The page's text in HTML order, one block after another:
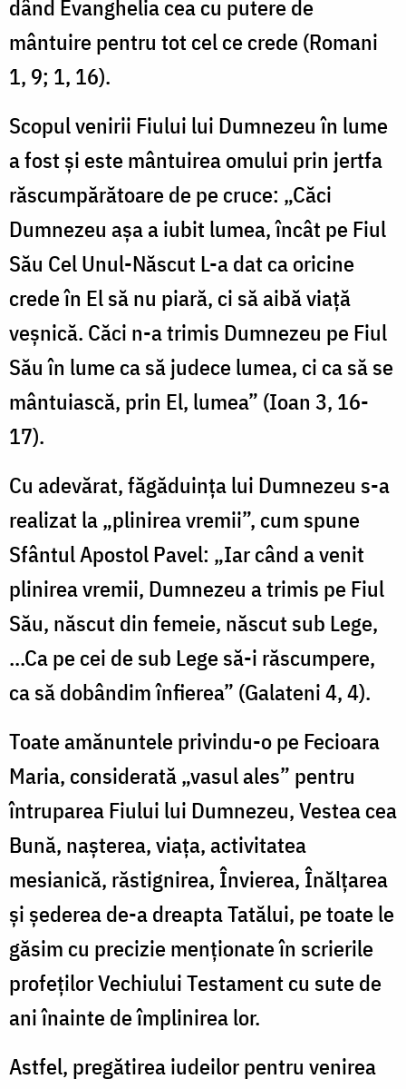
dând Evanghelia cea cu putere de
mântuire pentru tot cel ce crede (Romani
1, 9; 1, 16).
Scopul venirii Fiului lui Dumnezeu în lume
a fost și este mântuirea omului prin jertfa
răscumpărătoare de pe cruce: „Căci
Dumnezeu aşa a iubit lumea, încât pe Fiul
Său Cel Unul-Născut L-a dat ca oricine
crede în El să nu piară, ci să aibă viaţă
veşnică. Căci n-a trimis Dumnezeu pe Fiul
Său în lume ca să judece lumea, ci ca să se
mântuiască, prin El, lumea” (Ioan 3, 16-
17).
Cu adevărat, făgăduinţa lui Dumnezeu s-a
realizat la „plinirea vremii”, cum spune
Sfântul Apostol Pavel: „Iar când a venit
plinirea vremii, Dumnezeu a trimis pe Fiul
Său, născut din femeie, născut sub Lege,
...Ca pe cei de sub Lege să-i răscumpere,
ca să dobândim înfierea” (Galateni 4, 4).
Toate amănuntele privindu-o pe Fecioara
Maria, considerată „vasul ales” pentru
întruparea Fiului lui Dumnezeu, Vestea cea
Bună, naşterea, viaţa, activitatea
mesianică, răstignirea, Învierea, Înălţarea
şi şederea de-a dreapta Tatălui, pe toate le
găsim cu precizie menţionate în scrierile
profeţilor Vechiului Testament cu sute de
ani înainte de împlinirea lor.
Astfel, pregătirea iudeilor pentru venirea